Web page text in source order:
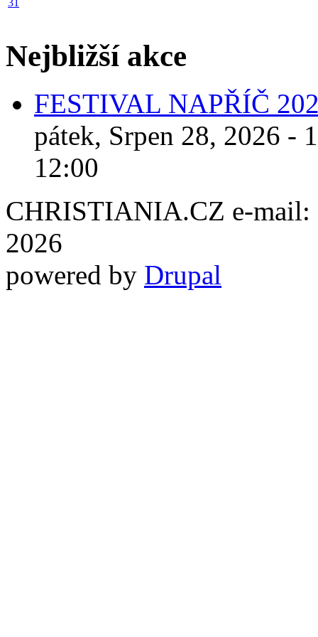
31
Nejbližší akce
FESTIVAL NAPŘÍČ
pátek, Srpen 28, 2026 -
12:00
CHRISTIANIA.CZ e-mail:
2026
powered by Drupal